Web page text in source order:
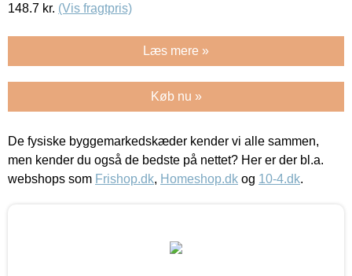
148.7 kr. (Vis fragtpris)
Læs mere »
Køb nu »
De fysiske byggemarkedskæder kender vi alle sammen,
men kender du også de bedste på nettet? Her er der bl.a.
webshops som Frishop.dk, Homeshop.dk og 10-4.dk.